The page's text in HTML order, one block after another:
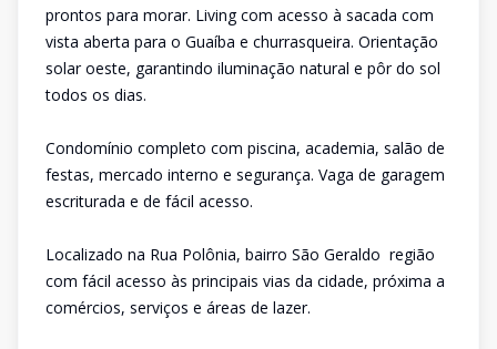
prontos para morar. Living com acesso à sacada com
vista aberta para o Guaíba e churrasqueira. Orientação
solar oeste, garantindo iluminação natural e pôr do sol
todos os dias.
Condomínio completo com piscina, academia, salão de
festas, mercado interno e segurança. Vaga de garagem
escriturada e de fácil acesso.
Localizado na Rua Polônia, bairro São Geraldo  região
com fácil acesso às principais vias da cidade, próxima a
comércios, serviços e áreas de lazer.